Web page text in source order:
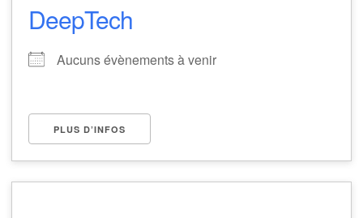
DeepTech
Aucuns évènements à venir
PLUS D’INFOS